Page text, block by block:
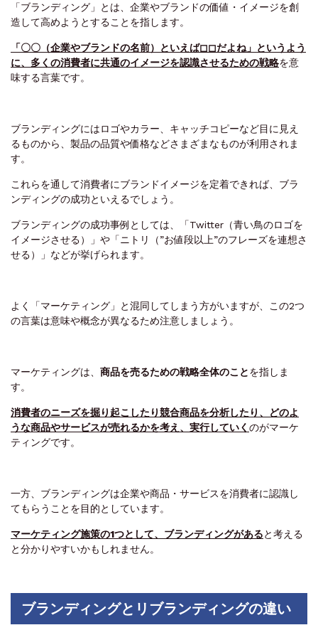
「ブランディング」とは、企業やブランドの価値・イメージを創
造して高めようとすることを指します。
「〇〇（企業やブランドの名前）といえば◻◻だよね」というよう
に、多くの消費者に共通のイメージを認識させるための戦略を意
味する言葉です。
ブランディングにはロゴやカラー、キャッチコピーなど目に見え
るものから、製品の品質や価格などさまざまなものが利用されま
す。
これらを通して消費者にブランドイメージを定着できれば、ブラ
ンディングの成功といえるでしょう。
ブランディングの成功事例としては、「Twitter（青い鳥のロゴを
イメージさせる）」や「ニトリ（”お値段以上”のフレーズを連想さ
せる）」などが挙げられます。
よく「マーケティング」と混同してしまう方がいますが、この2つ
の言葉は意味や概念が異なるため注意しましょう。
マーケティングは、 商品を売るための戦略全体のことを指しま
す。
消費者のニーズを掘り起こしたり競合商品を分析したり、どのよ
うな商品やサービスが売れるかを考え、実行していく のがマーケ
ティングです。
一方、ブランディングは企業や商品・サービスを消費者に認識し
てもらうことを目的としています。
マーケティング施策の1つとして、ブランディングがあると考える
と分かりやすいかもしれません。
ブランディングとリブランディングの違い